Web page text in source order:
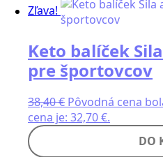
Zľava!
Keto balíček
pre športovcov
38,40€ Pôvodná cena
cena je: 32,70 €.
DO